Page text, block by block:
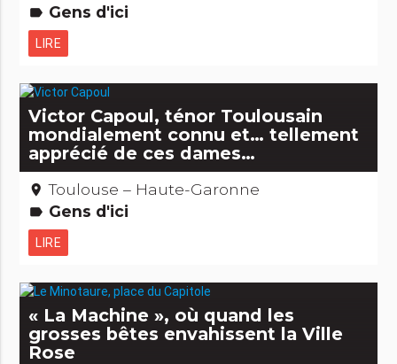
label Gens d'ici
LIRE
Victor Capoul, ténor Toulousain
mondialement connu et… tellement
apprécié de ces dames…
place Toulouse – Haute-Garonne
label Gens d'ici
LIRE
« La Machine », où quand les
grosses bêtes envahissent la Ville
Rose